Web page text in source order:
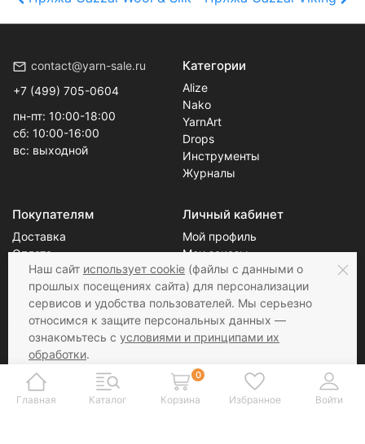
Пряжа Gazzal Wool & Silk Пряжа Gazzal Viking
contact@yarn-sale.ru
+7 (499) 705-0604
пн-пт: 10:00-18:00
сб: 10:00-16:00
Категории
Alize
Nako
YarnArt
Drops
Инструменты
Покупателям
Оплата
Возврат
О нас
Скидки
Контакты
Личный кабинет
Мои заказы
Блог
Новости
Статьи
Принимаем к оплате
Наш сайт использует cookie (файлы с данными о
прошлых посещениях сайта) для персонализации
сервисов и удобства пользователей. Мы серьезно
относимся к защите персональных данных —
ознакомьтесь с условиями и принципами их
обработки.
Вы можете запретить сохранение cookie в
настройках своего браузера.
Главная Каталог
0
Корзина Избранное Войти